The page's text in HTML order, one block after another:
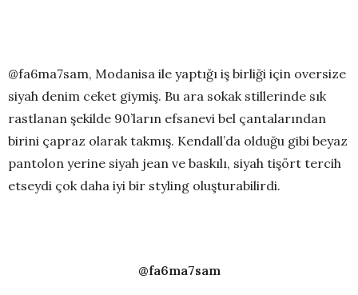
@fa6ma7sam, Modanisa ile yaptığı iş birliği için oversize
siyah denim ceket giymiş. Bu ara sokak stillerinde sık
rastlanan şekilde 90’ların efsanevi bel çantalarından
birini çapraz olarak takmış. Kendall’da olduğu gibi beyaz
pantolon yerine siyah jean ve baskılı, siyah tişört tercih
etseydi çok daha iyi bir styling oluşturabilirdi.
@fa6ma7sam